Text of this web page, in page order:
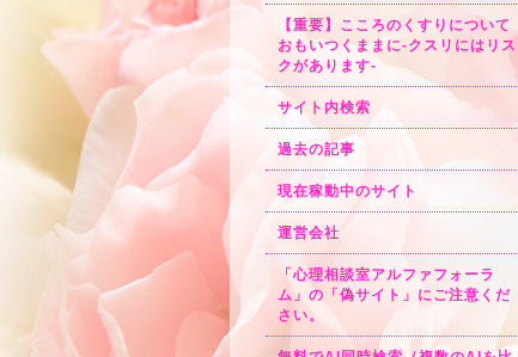
【重要】こころのくすりについて
おもいつくままに-クスリにはリス
クがあります-
サイト内検索
過去の記事
現在稼動中のサイト
運営会社
「心理相談室アルファフォーラ
ム」の「偽サイト」にご注意くだ
さい。